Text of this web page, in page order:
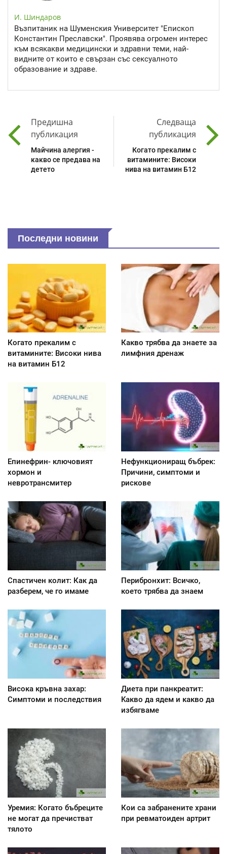
И. Шиндаров
Възпитаник на Шуменския Университет "Епископ
Константин Преславски". Проявява огромен интерес
към всякакви медицински и здравни теми, най-
видните от които е свързан със сексуалното
образование и здраве.
Предишна
публикация
Майчина алергия -
какво се предава на
детето
Следваща
публикация
Когато прекалим с
витамините: Високи
нива на витамин Б12
Последни новини
Когато прекалим с
витамините: Високи нива
на витамин Б12
Какво трябва да знаете за
лимфния дренаж
Епинефрин- ключовият
хормон и
невротрансмитер
Нефункциониращ бъбрек:
Причини, симптоми и
рискове
Спастичен колит: Как да
разберем, че го имаме
Перибронхит: Всичко,
което трябва да знаем
Висока кръвна захар:
Симптоми и последствия
Диета при панкреатит:
Kакво да ядем и какво да
избягваме
Уремия: Когато бъбреците
не могат да пречистват
тялото
Кои са забранените храни
при ревматоиден артрит